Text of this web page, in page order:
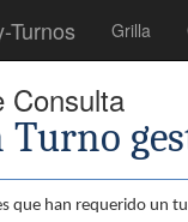
Turnos Grilla
Consulta
que han requerido un